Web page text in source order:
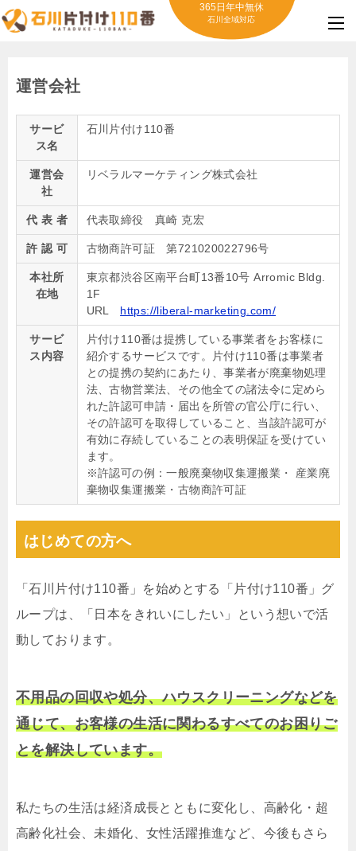
365日年中無休
石川全域対応
運営会社
サービ
ス名
石川片付け110番
運営会
社
リベラルマーケティング株式会社
代 表 者 代表取締役 真崎 克宏
許 認 可 古物商許可証 第721020022796号
本社所
在地
東京都渋谷区南平台町13番10号 Arromic Bldg.
1F
URL https://liberal-marketing.com/
サービ
ス内容
片付け110番は提携している事業者をお客様に
紹介するサービスです。片付け110番は事業者
との提携の契約にあたり、事業者が廃棄物処理
法、古物営業法、その他全ての諸法令に定めら
れた許認可申請・届出を所管の官公庁に行い、
その許認可を取得していること、当該許認可が
有効に存続していることの表明保証を受けてい
ます。
※許認可の例：一般廃棄物収集運搬業・ 産業廃
棄物収集運搬業・古物商許可証
はじめての方へ
「石川片付け110番」を始めとする「片付け110番」グ
ループは、「日本をきれいにしたい」という想いで活
動しております。
不用品の回収や処分、ハウスクリーニングなどを
通じて、お客様の生活に関わるすべてのお困りご
とを解決しています。
私たちの生活は経済成長とともに変化し、高齢化・超
高齢化社会、未婚化、女性活躍推進など、今後もさら